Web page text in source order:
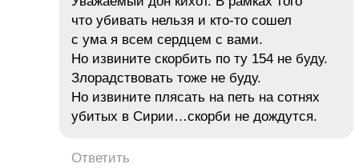
что убивать нельзя и кто-то сошел
с ума я всем сердцем с вами.
Но извините скорбить по ту 154 не буду.
Злорадствовать тоже не буду.
Но извините плясать на петь на сотнях
убитых в Сирии…скорби не дождутся.
Ответить